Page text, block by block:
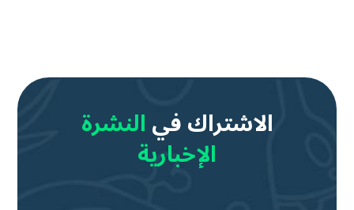
الاشتراك فيالنشرة
الإخبارية